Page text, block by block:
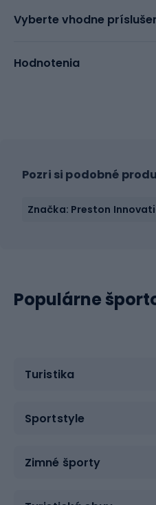
Vyberte vhodne
Hodnotenia
Pozri si podobné
Značka: Preston
Populárne
Turistika
Sportstyle
Zimné športy